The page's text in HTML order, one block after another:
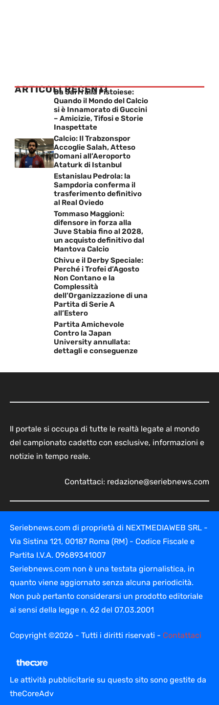
ARTICOLI RECENTI
Da Sarri alla Pistoiese:
Quando il Mondo del Calcio
si è Innamorato di Guccini
– Amicizie, Tifosi e Storie
Inaspettate
Calcio: Il Trabzonspor
Accoglie Salah, Atteso
Domani all’Aeroporto
Ataturk di Istanbul
Estanislau Pedrola: la
Sampdoria conferma il
trasferimento definitivo
al Real Oviedo
Tommaso Maggioni:
difensore in forza alla
Juve Stabia fino al 2028,
un acquisto definitivo dal
Mantova Calcio
Chivu e il Derby Speciale:
Perché i Trofei d’Agosto
Non Contano e la
Complessità
dell’Organizzazione di una
Partita di Serie A
all’Estero
Partita Amichevole
Contro la Japan
University annullata:
dettagli e conseguenze
Il portale si occupa di tutte le realtà legate al mondo
del campionato cadetto con esclusive, informazioni e
notizie in tempo reale.
Contattaci: redazione@seriebnews.com
Seriebnews.com di proprietà di NEXTMEDIAWEB SRL -
Via Sistina 121, 00187 Roma (RM) - Codice Fiscale e
Partita I.V.A. 09689341007
Seriebnews.com non è una testata giornalistica, in
quanto viene aggiornato senza alcuna periodicità.
Non può pertanto considerarsi un prodotto editoriale
ai sensi della legge n. 62 del 07.03.2001
Copyright ©2026 - Tutti i diritti riservati - Contattaci
Le attività pubblicitarie su questo sito sono gestite da
theCoreAdv